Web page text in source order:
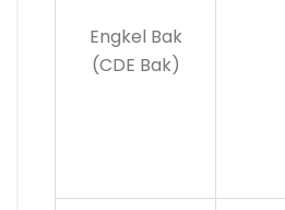
Engkel Bak
(CDE Bak)